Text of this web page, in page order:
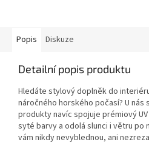
Popis Diskuze
Detailní popis produktu
Hledáte stylový doplněk do
náročného horského počasí? U
produkty navíc spojuje prémiový
syté barvy a odolá slunci i větru po
vám nikdy nevyblednou, ani